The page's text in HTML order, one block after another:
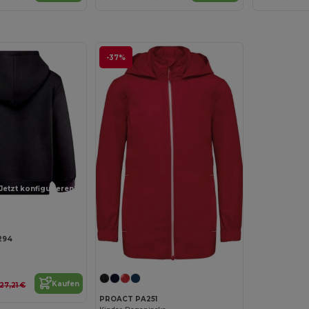
konfigurieren!
27,21 € Kaufen
-37%
PROACT PA251